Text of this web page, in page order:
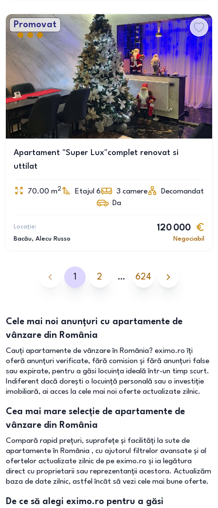
Promovat
Apartament "Super Lux"complet renovat si
uttilat
70.00 m2 Etajul 6 3 camere
Decomandat
Da
Locație:
Bacău, Alecu Russo
120 000
Negociabil
1 2 … 624
Cele mai noi anunțuri cu apartamente de
vânzare din România
Cauți apartamente de vânzare în România? eximo.ro îți
oferă anunțuri verificate, fără comision și fără anunțuri false
sau expirate, pentru a găsi locuința ideală într-un timp scurt.
Indiferent dacă dorești o locuință personală sau o investiție
imobiliară, ai acces la cele mai noi oferte actualizate zilnic.
Cea mai mare selecție de apartamente de
vânzare din România
Compară rapid prețuri, suprafețe și facilități la sute de
apartamente în România , cu ajutorul filtrelor avansate și al
ofertelor actualizate zilnic de pe eximo.ro și ia legătura
direct cu proprietarii sau reprezentanții acestora. Actualizăm
baza de date zilnic, astfel încât să vezi cele mai bune oferte.
De ce să alegi eximo.ro pentru a găsi